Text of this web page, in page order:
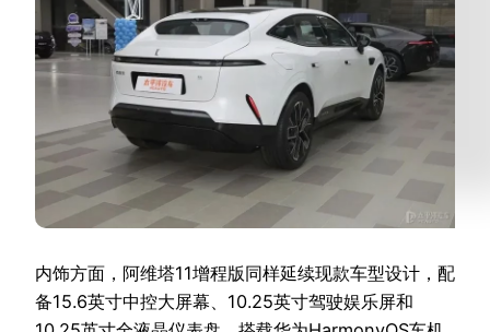
内饰方面，阿维塔11增程版同样延续现款车型设计，配
备15.6英寸中控大屏幕、10.25英寸驾驶娱乐屏和